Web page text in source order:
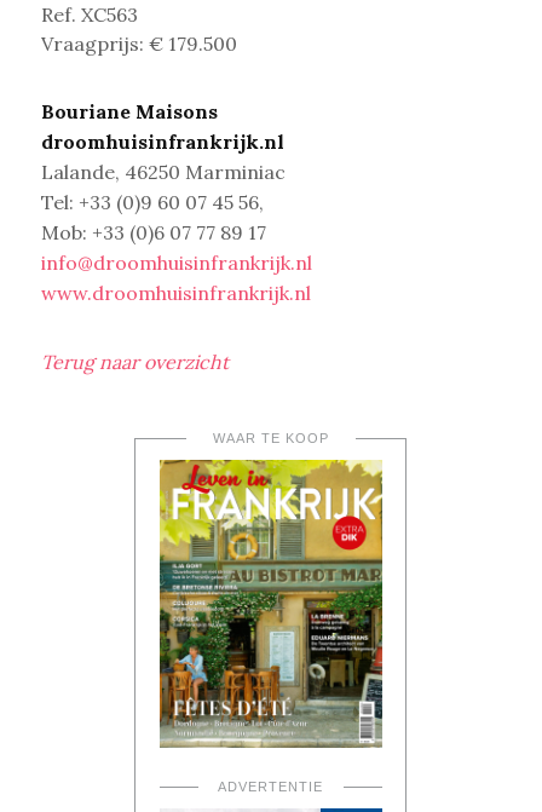
Ref. XC563
Vraagprijs: € 179.500
Bouriane Maisons
droomhuisinfrankrijk.nl
Lalande, 46250 Marminiac
Tel: +33 (0)9 60 07 45 56,
Mob: +33 (0)6 07 77 89 17
info@droomhuisinfrankrijk.nl
www.droomhuisinfrankrijk.nl
Terug naar overzicht
WAAR TE KOOP
ADVERTENTIE